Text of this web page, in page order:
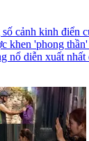
cảnh kinh điển
khen 'phong
nổ diễn xuất